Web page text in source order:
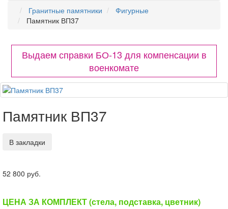
Гранитные памятники
Фигурные
Памятник ВП37
Выдаем справки БО-13 для компенсации в
военкомате
Памятник ВП37
В закладки
52 800 руб.
ЦЕНА ЗА КОМПЛЕКТ (стела, подставка, цветник)